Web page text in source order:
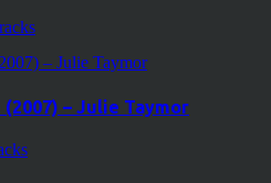
– Julie Taymor